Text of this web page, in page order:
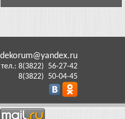
dekorum@yandex.ru
тел.: 8(3822) 56-27-42
8(3822) 50-04-45